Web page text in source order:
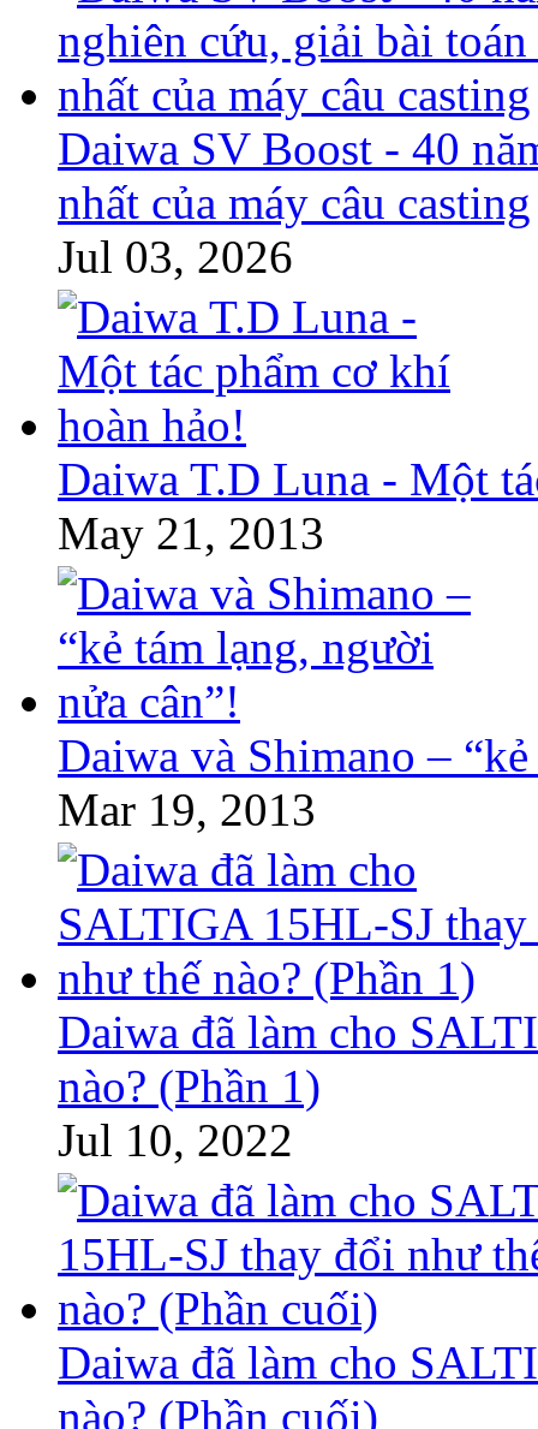
Daiwa SV Boost - 40
nhất của máy câu casting
Jul 03, 2026
Daiwa T.D Luna - Một
May 21, 2013
Daiwa và Shimano –
Mar 19, 2013
Daiwa đã làm cho
nào? (Phần 1)
Jul 10, 2022
Daiwa đã làm cho
nào? (Phần cuối)